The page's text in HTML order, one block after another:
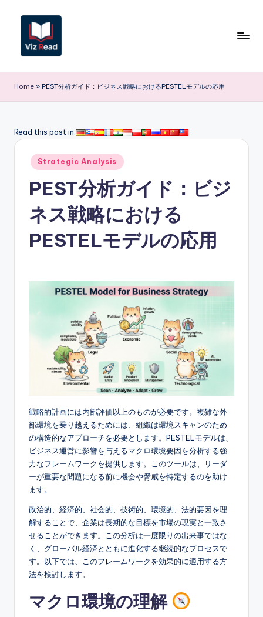
content
iz
R
a
o
w
&
D
Home » PEST分析ガイド：ビジネス戦略におけるPESTELモデルの応用
Read this post in:
Posted
in
Strategic Analysis
PEST分析ガイド：ビジ
ネス戦略における
PESTELモデルの応用
戦略的計画には内部評価以上のものが必要です。複雑な外
部環境を乗り越えるためには、組織は環境スキャンのため
の構造的なアプローチを必要とします。PESTELモデルは、
ビジネス運営に影響を与えるマクロ環境要因を分析する強
力なフレームワークを提供します。このツールは、リーダ
ーが重要な問題になる前に機会や脅威を特定するのを助け
ます。
政治的、経済的、社会的、技術的、環境的、法的要因を理
解することで、企業は長期的な目標を市場の現実と一致さ
せることができます。この分析は一度限りの出来事ではな
く、グローバル経済とともに進化する継続的なプロセスで
す。以下では、このフレームワークを効果的に適用する方
法を検討します。
マクロ環境の理解